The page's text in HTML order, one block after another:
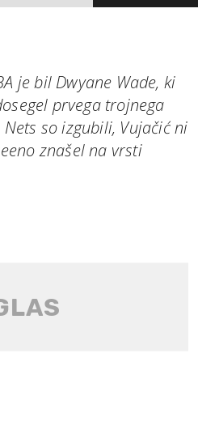
je bil Dwyane Wade, ki
prvega trojnega
so izgubili, Vujačić ni
znašel na vrsti